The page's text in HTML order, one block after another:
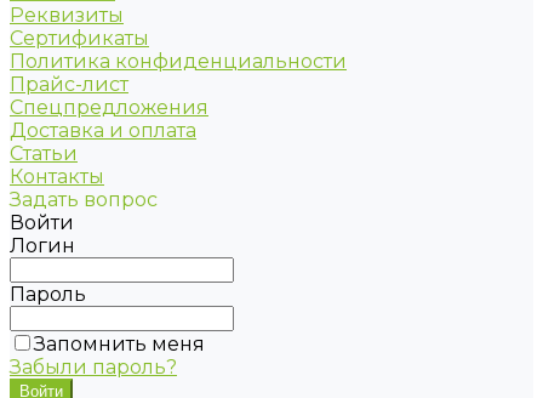
Реквизиты
Сертификаты
Политика конфиденциальности
Прайс-лист
Спецпредложения
Доставка и оплата
Статьи
Контакты
Задать вопрос
Войти
Логин
Пароль
Запомнить меня
Забыли пароль?